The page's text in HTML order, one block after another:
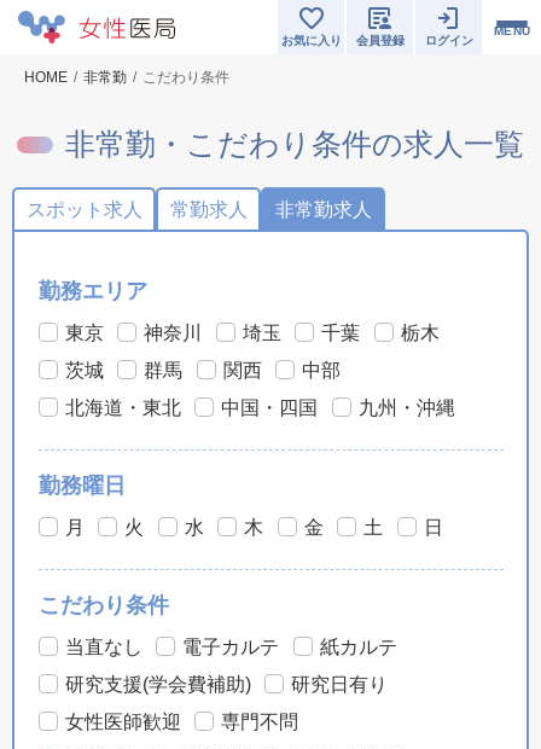
MENU
お気に入り 会員登録 ログイン
HOME 非常勤 こだわり条件
非常勤・こだわり条件の求人一覧
スポット求人 常勤求人 非常勤求人
勤務エリア
東京 神奈川 埼玉 千葉
栃木
茨城
群馬 関西
中部
北海道・東北
中国・四国 九州・沖縄
勤務曜日
月 火 水 木 金 土 日
こだわり条件
当直なし 電子カルテ
紙カルテ
研究支援(学会費補助)
研究日有り
女性医師歓迎
専門不問